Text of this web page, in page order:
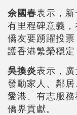
余國春表示，
有里程碑意義
僑友要踴躍投
護香港繁榮穩定
吳換炎表示，
發動家人、鄰
愛港、有志服
僑界貢獻。